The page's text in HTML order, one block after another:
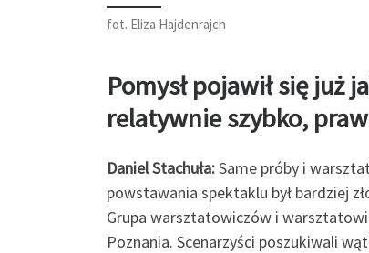
fot. Eliza Hajdenrajch
Pomysł pojawił się już
relatywnie szybko,
Daniel Stachuła:Same próby i
powstawania spektaklu był bardziej
Grupa warsztatowiczów i
Poznania. Scenarzyści poszukiwali